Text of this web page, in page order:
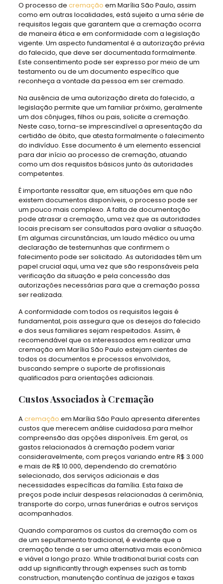
O processo de cremação em Marília São Paulo, assim
como em outras localidades, está sujeito a uma série de
requisitos legais que garantem que a cremação ocorra
de maneira ética e em conformidade com a legislação
vigente. Um aspecto fundamental é a autorização prévia
do falecido, que deve ser documentada formalmente.
Este consentimento pode ser expresso por meio de um
testamento ou de um documento específico que
reconheça a vontade da pessoa em ser cremado.
Na ausência de uma autorização direta do falecido, a
legislação permite que um familiar próximo, geralmente
um dos cônjuges, filhos ou pais, solicite a cremação.
Neste caso, torna-se imprescindível a apresentação da
certidão de óbito, que atesta formalmente o falecimento
do indivíduo. Esse documento é um elemento essencial
para dar início ao processo de cremação, atuando
como um dos requisitos básicos junto às autoridades
competentes.
É importante ressaltar que, em situações em que não
existem documentos disponíveis, o processo pode ser
um pouco mais complexo. A falta de documentação
pode atrasar a cremação, uma vez que as autoridades
locais precisam ser consultadas para avaliar a situação.
Em algumas circunstâncias, um laudo médico ou uma
declaração de testemunhas que confirmem o
falecimento pode ser solicitado. As autoridades têm um
papel crucial aqui, uma vez que são responsáveis pela
verificação da situação e pela concessão das
autorizações necessárias para que a cremação possa
ser realizada.
A conformidade com todos os requisitos legais é
fundamental, pois assegura que os desejos do falecido
e dos seus familiares sejam respeitados. Assim, é
recomendável que os interessados em realizar uma
cremação em Marília São Paulo estejam cientes de
todos os documentos e processos envolvidos,
buscando sempre o suporte de profissionais
qualificados para orientações adicionais.
Custos Associados à Cremação
Acremação em Marília São Paulo apresenta diferentes
custos que merecem análise cuidadosa para melhor
compreensão das opções disponíveis. Em geral, os
gastos relacionados à cremação podem variar
consideravelmente, com preços variando entre R$ 3.000
e mais de R$ 10.000, dependendo do crematório
selecionado, dos serviços adicionais e das
necessidades específicas da família. Esta faixa de
preços pode incluir despesas relacionadas à cerimônia,
transporte do corpo, urnas funerárias e outros serviços
acompanhados.
Quando comparamos os custos da cremação com os
de um sepultamento tradicional, é evidente que a
cremação tende a ser uma alternativa mais econômica
e viável a longo prazo. While traditional burial costs can
add up significantly through expenses such as tomb
construction, manutenção contínua de jazigos e taxas